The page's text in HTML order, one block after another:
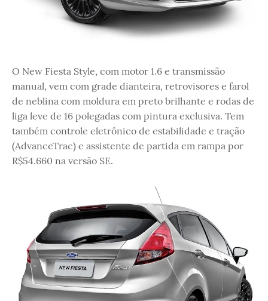
O New Fiesta Style, com motor 1.6 e transmissão
manual, vem com grade dianteira, retrovisores e farol
de neblina com moldura em preto brilhante e rodas de
liga leve de 16 polegadas com pintura exclusiva. Tem
também controle eletrônico de estabilidade e tração
(AdvanceTrac) e assistente de partida em rampa por
R$54.660 na versão SE.